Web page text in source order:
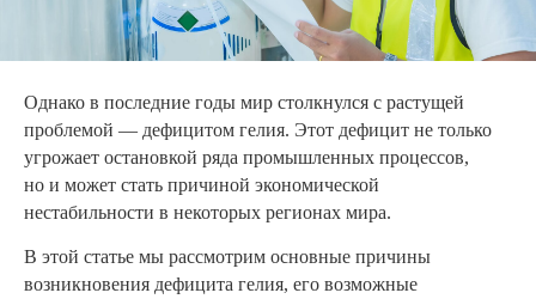
Однако в последние годы мир столкнулся с растущей
проблемой — дефицитом гелия. Этот дефицит не только
угрожает остановкой ряда промышленных процессов,
но и может стать причиной экономической
нестабильности в некоторых регионах мира.
В этой статье мы рассмотрим основные причины
возникновения дефицита гелия, его возможные